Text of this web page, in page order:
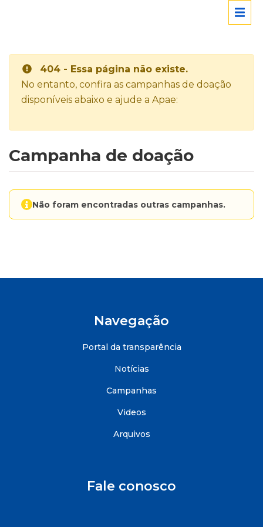
404 - Essa página não existe.
No entanto, confira as campanhas de doação
disponíveis abaixo e ajude a Apae:
Campanha de doação
Não foram encontradas outras campanhas.
Navegação
Portal da transparência
Notícias
Campanhas
Videos
Arquivos
Fale conosco